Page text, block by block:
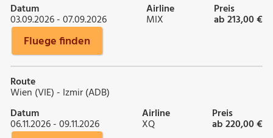
Datum
03.09.2026 - 07.09.2026
Airline
MIX
Preis
ab 213,00 €
Fluege finden
Route
Wien (VIE) - Izmir (ADB)
Datum
06.11.2026 - 09.11.2026
Airline
XQ
Preis
ab 220,00 €